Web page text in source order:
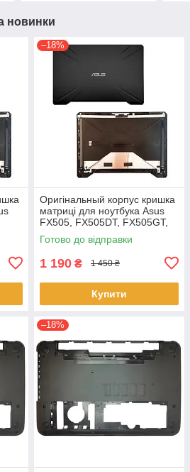
новинки
–18%
Оригінальный корпус кришка
матриці для ноутбука Asus
FX505, FX505DT, FX505GT,
FX505GE, FX505GD,
FX505DD
Готово до відправки
1 190 ₴ 1 450 ₴
Купити
–18%